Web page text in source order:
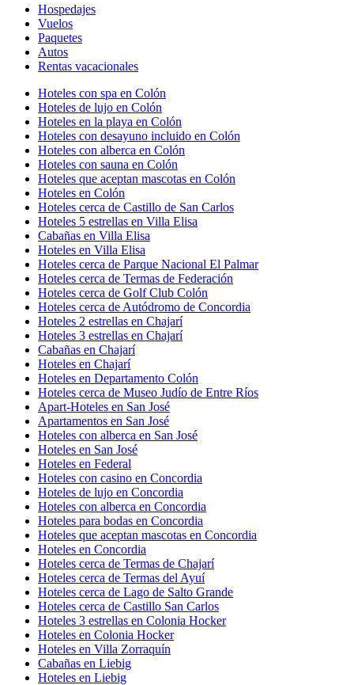
Hospedajes
Vuelos
Paquetes
Autos
Rentas vacacionales
Hoteles con spa en Colón
Hoteles de lujo en Colón
Hoteles en la playa en Colón
Hoteles con desayuno incluido en Colón
Hoteles con alberca en Colón
Hoteles con sauna en Colón
Hoteles que aceptan mascotas en Colón
Hoteles en Colón
Hoteles cerca de Castillo de San Carlos
Hoteles 5 estrellas en Villa Elisa
Cabañas en Villa Elisa
Hoteles en Villa Elisa
Hoteles cerca de Parque Nacional El Palmar
Hoteles cerca de Termas de Federación
Hoteles cerca de Golf Club Colón
Hoteles cerca de Autódromo de Concordia
Hoteles 2 estrellas en Chajarí
Hoteles 3 estrellas en Chajarí
Cabañas en Chajarí
Hoteles en Chajarí
Hoteles en Departamento Colón
Hoteles cerca de Museo Judío de Entre Ríos
Apart-Hoteles en San José
Apartamentos en San José
Hoteles con alberca en San José
Hoteles en San José
Hoteles en Federal
Hoteles con casino en Concordia
Hoteles de lujo en Concordia
Hoteles con alberca en Concordia
Hoteles para bodas en Concordia
Hoteles que aceptan mascotas en Concordia
Hoteles en Concordia
Hoteles cerca de Termas de Chajarí
Hoteles cerca de Termas del Ayuí
Hoteles cerca de Lago de Salto Grande
Hoteles cerca de Castillo San Carlos
Hoteles 3 estrellas en Colonia Hocker
Hoteles en Colonia Hocker
Hoteles en Villa Zorraquín
Cabañas en Liebig
Hoteles en Liebig